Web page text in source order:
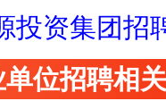
投资集团招
位招聘相